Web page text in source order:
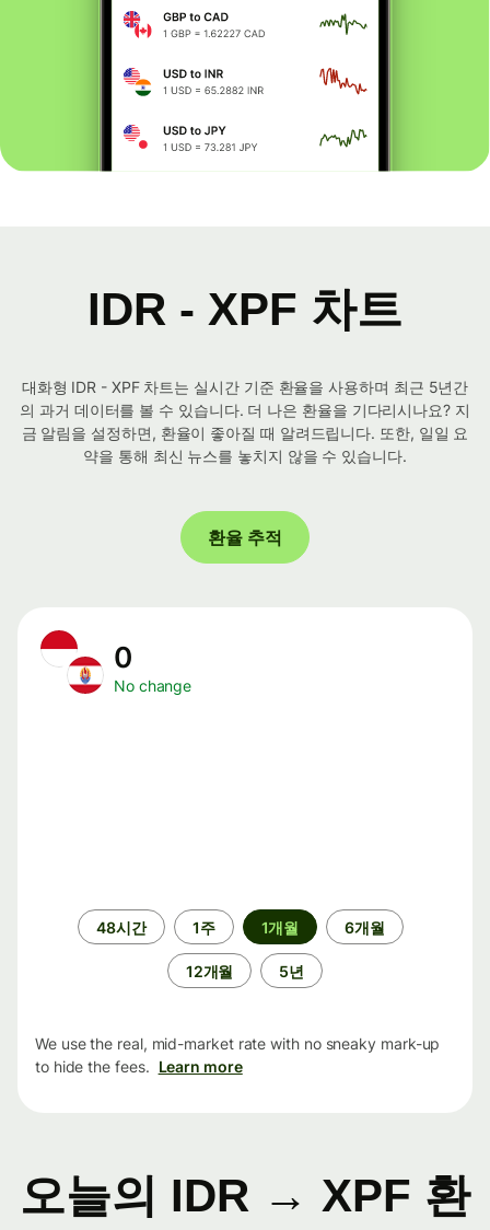
IDR - XPF 차트
대화형 IDR - XPF 차트는 실시간 기준 환율을 사용하며 최근 5년간
의 과거 데이터를 볼 수 있습니다. 더 나은 환율을 기다리시나요? 지
금 알림을 설정하면, 환율이 좋아질 때 알려드립니다. 또한, 일일 요
약을 통해 최신 뉴스를 놓치지 않을 수 있습니다.
환율 추적
0
No change
48시간 1주 1개월 6개월
12개월 5년
We use the real, mid-market rate with no sneaky mark-up
to hide the fees. Learn more
오늘의 IDR → XPF 환